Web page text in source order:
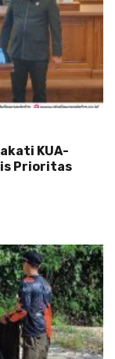
KUA-
Prioritas